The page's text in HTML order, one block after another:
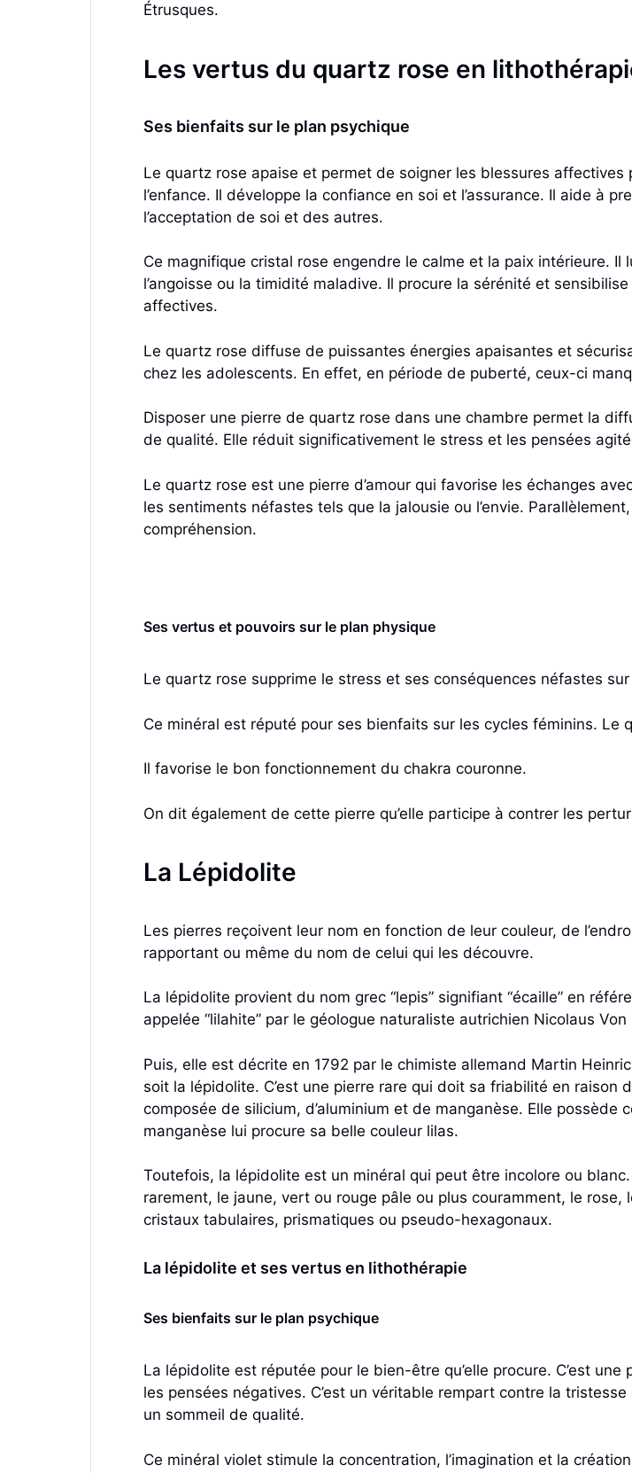
Étrusques.
Les vertus du quartz rose en
Ses bienfaits sur le plan psychique
Le quartz rose apaise et permet de soigner les blessures
l’enfance. Il développe la confiance en soi et l’assurance. Il aide à
l’acceptation de soi et des autres.
Ce magnifique cristal rose engendre le calme et la paix intérieure. Il
l’angoisse ou la timidité maladive. Il procure la sérénité et
affectives.
Le quartz rose diffuse de puissantes énergies apaisantes et
chez les adolescents. En effet, en période de puberté, ceux-ci
Disposer une pierre de quartz rose dans une chambre permet la
de qualité. Elle réduit significativement le stress et les pensées
Le quartz rose est une pierre d’amour qui favorise les échanges
les sentiments néfastes tels que la jalousie ou l’envie.
compréhension.
Ses vertus et pouvoirs sur le plan physique
Le quartz rose supprime le stress et ses conséquences néfastes
Ce minéral est réputé pour ses bienfaits sur les cycles féminins. Le
Il favorise le bon fonctionnement du chakra couronne.
On dit également de cette pierre qu’elle participe à contrer les
La Lépidolite
Les pierres reçoivent leur nom en fonction de leur couleur, de
rapportant ou même du nom de celui qui les découvre.
La lépidolite provient du nom grec “lepis” signifiant “écaille” en
appelée “lilahite” par le géologue naturaliste autrichien Nicolaus
Puis, elle est décrite en 1792 par le chimiste allemand Martin
soit la lépidolite. C’est une pierre rare qui doit sa friabilité en
composée de silicium, d’aluminium et de manganèse. Elle
manganèse lui procure sa belle couleur lilas.
Toutefois, la lépidolite est un minéral qui peut être incolore ou
rarement, le jaune, vert ou rouge pâle ou plus couramment, le
cristaux tabulaires, prismatiques ou pseudo-hexagonaux.
La lépidolite et ses vertus en lithothérapie
Ses bienfaits sur le plan psychique
La lépidolite est réputée pour le bien-être qu’elle procure. C’est
les pensées négatives. C’est un véritable rempart contre la
un sommeil de qualité.
Ce minéral violet stimule la concentration, l’imagination et la